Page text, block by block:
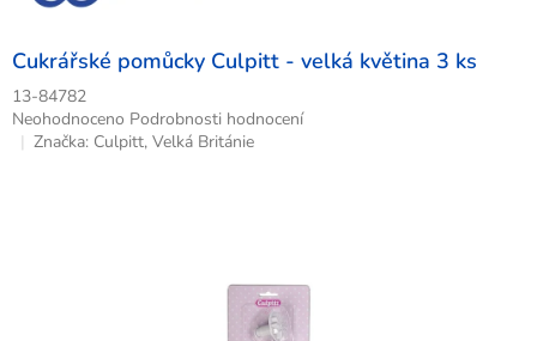
Cukrářské pomůcky Culpitt - velká květina 3 ks
13-84782
Průměrné
hodnocení
Neohodnoceno Podrobnosti hodnocení
Značka: Culpitt, Velká Británie